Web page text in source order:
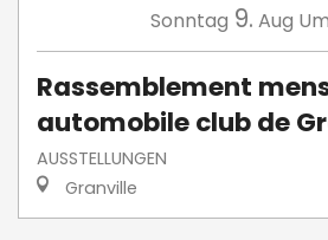
Sonntag 9. Aug
Rassemblement
automobile club de
AUSSTELLUNGEN
Granville